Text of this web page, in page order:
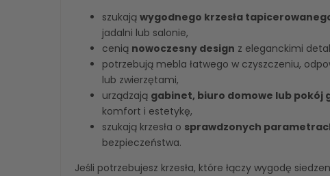
szukają wygodnego krzesła
jadalni lub salonie,
cenią nowoczesny design z eleganckimi
potrzebują mebla łatwego w czyszczeniu,
lub zwierzętami,
urządzają gabinet, biuro domowe lub pokój
komfort i estetykę,
szukają krzesła o sprawdzonych
bezpieczeństwa.
Jeśli potrzebujesz krzesła, które łączy wygodę